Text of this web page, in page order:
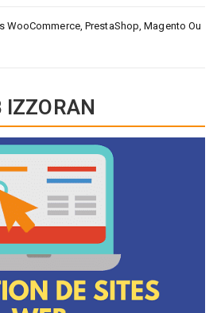
WooCommerce, PrestaShop, Magento Ou
IZZORAN